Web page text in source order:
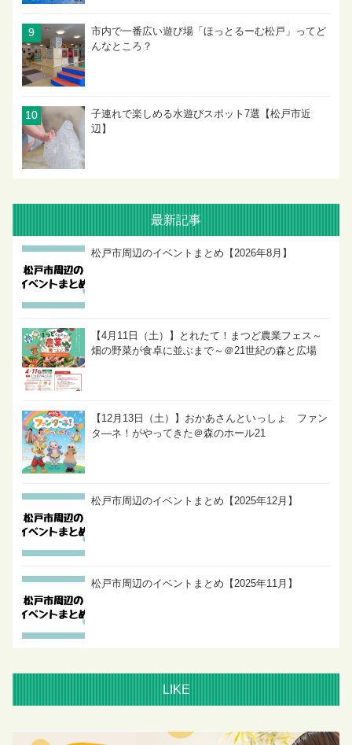
市内で一番広い遊び場「ほっとるーむ松戸」ってど
んなところ？
子連れで楽しめる水遊びスポット7選【松戸市近
辺】
最新記事
松戸市周辺のイベントまとめ【2026年8月】
【4月11日（土）】とれたて！まつど農業フェス～
畑の野菜が食卓に並ぶまで～＠21世紀の森と広場
【12月13日（土）】おかあさんといっしょ ファン
タ―ネ！がやってきた＠森のホール21
松戸市周辺のイベントまとめ【2025年12月】
松戸市周辺のイベントまとめ【2025年11月】
LIKE